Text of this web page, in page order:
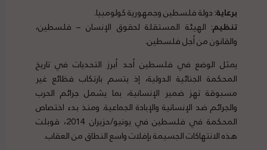
برعاية: دولة فلسطين وجمهورية كولومبيا.
تنظيم: الهيئة المستقلة لحقوق الإنسان – فلسطين،
والقانون من أجل فلسطين.
يمثل الوضع في فلسطين أحد أبرز التحديات في تاريخ
المحكمة الجنائية الدولية، إذ يتسم بارتكاب فظائع غير
مسبوقة تهز ضمير الإنسانية، بما يشمل جرائم الحرب
والجرائم ضد الإنسانية والإبادة الجماعية. ومنذ بدء اختصاص
المحكمة في فلسطين في يونيو/حزيران 2014، قوبلت
هذه الانتهاكات الجسيمة بإفلات واسع النطاق من العقاب.